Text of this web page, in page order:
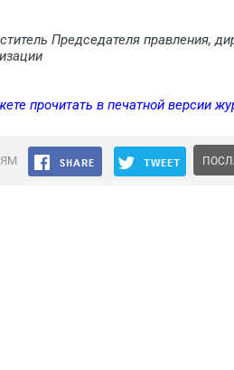
Председателя правления,
прочитать в печатной версии